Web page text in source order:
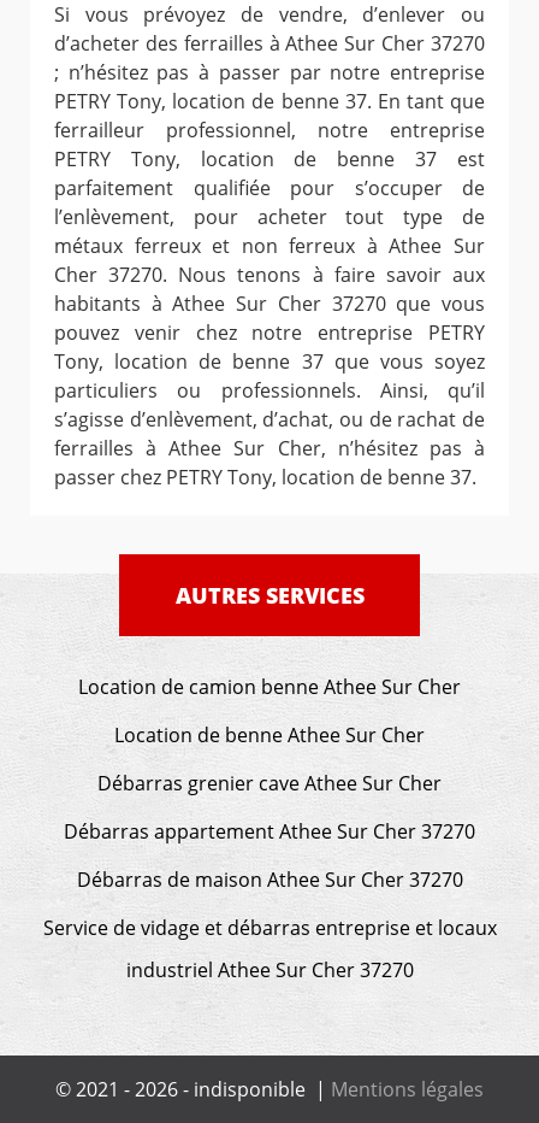
Si vous prévoyez de vendre, d’enlever ou
d’acheter des ferrailles à Athee Sur Cher 37270
; n’hésitez pas à passer par notre entreprise
PETRY Tony, location de benne 37. En tant que
ferrailleur professionnel, notre entreprise
PETRY Tony, location de benne 37 est
parfaitement qualifiée pour s’occuper de
l’enlèvement, pour acheter tout type de
métaux ferreux et non ferreux à Athee Sur
Cher 37270. Nous tenons à faire savoir aux
habitants à Athee Sur Cher 37270 que vous
pouvez venir chez notre entreprise PETRY
Tony, location de benne 37 que vous soyez
particuliers ou professionnels. Ainsi, qu’il
s’agisse d’enlèvement, d’achat, ou de rachat de
ferrailles à Athee Sur Cher, n’hésitez pas à
passer chez PETRY Tony, location de benne 37.
AUTRES SERVICES
Location de camion benne Athee Sur Cher
Location de benne Athee Sur Cher
Débarras grenier cave Athee Sur Cher
Débarras appartement Athee Sur Cher 37270
Débarras de maison Athee Sur Cher 37270
Service de vidage et débarras entreprise et locaux
industriel Athee Sur Cher 37270
© 2021 - 2026 - indisponible | Mentions légales